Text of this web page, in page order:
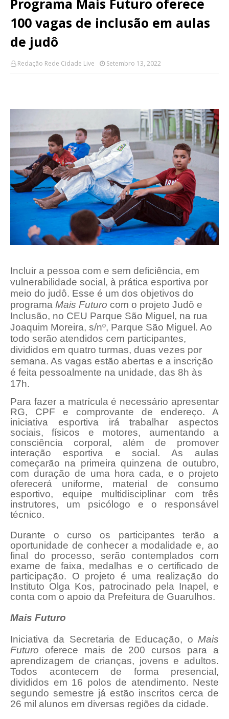
Programa Mais Futuro oferece
100 vagas de inclusão em aulas
de judô
Redação Rede Cidade Live Setembro 13, 2022
Incluir a pessoa com e sem deficiência, em
vulnerabilidade social, à prática esportiva por
meio do judô. Esse é um dos objetivos do
programa Mais Futuro com o projeto Judô e
Inclusão, no CEU Parque São Miguel, na rua
Joaquim Moreira, s/nº, Parque São Miguel. Ao
todo serão atendidos cem participantes,
divididos em quatro turmas, duas vezes por
semana. As vagas estão abertas e a inscrição
é feita pessoalmente na unidade, das 8h às
17h.
Para fazer a matrícula é necessário apresentar
RG, CPF e comprovante de endereço. A
iniciativa esportiva irá trabalhar aspectos
sociais, físicos e motores, aumentando a
consciência corporal, além de promover
interação esportiva e social. As aulas
começarão na primeira quinzena de outubro,
com duração de uma hora cada, e o projeto
oferecerá uniforme, material de consumo
esportivo, equipe multidisciplinar com três
instrutores, um psicólogo e o responsável
técnico.
Durante o curso os participantesterão a
oportunidade de conhecer a modalidade e, ao
final do processo, serão contemplados com
exame de faixa, medalhas e o certificado de
participação. O projeto é uma realização do
Instituto Olga Kos, patrocinado pela Inapel, e
conta com o apoio da Prefeitura de Guarulhos.
Mais Futuro
Iniciativa da Secretaria de Educação, o Mais
Futuro oferece mais de 200 cursos para a
aprendizagem de crianças, jovens e adultos.
Todos acontecem de forma presencial,
divididos em 16 polos de atendimento. Neste
segundo semestre já estão inscritos cerca de
26 mil alunos em diversas regiões da cidade.